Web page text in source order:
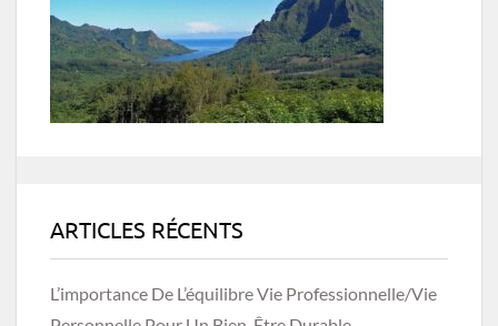
ARTICLES RÉCENTS
L’importance De L’équilibre Vie Professionnelle/vie